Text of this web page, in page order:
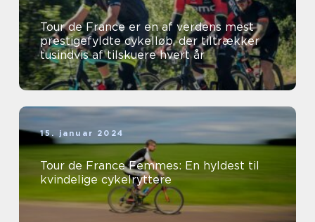
Tour de France er en af verdens mest
prestigefyldte cykelløb, der tiltrækker
tusindvis af tilskuere hvert år
15. januar 2024
Tour de France Femmes: En hyldest til
kvindelige cykelryttere